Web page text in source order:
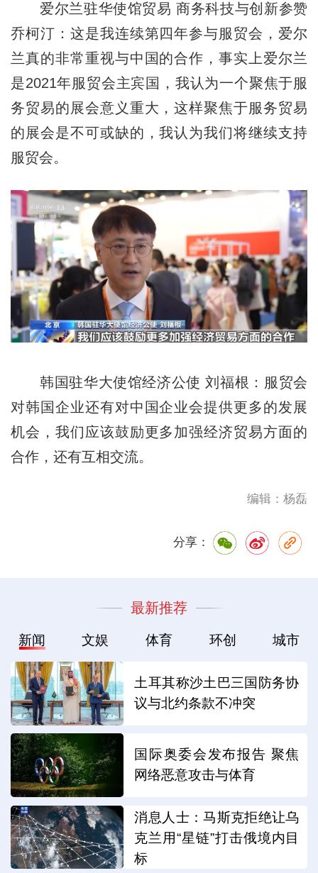
爱尔兰驻华使馆贸易 商务科技与创新参赞
乔柯汀：这是我连续第四年参与服贸会，爱尔
兰真的非常重视与中国的合作，事实上爱尔兰
是2021年服贸会主宾国，我认为一个聚焦于服
务贸易的展会意义重大，这样聚焦于服务贸易
的展会是不可或缺的，我认为我们将继续支持
服贸会。
韩国驻华大使馆经济公使 刘福根：服贸会
对韩国企业还有对中国企业会提供更多的发展
机会，我们应该鼓励更多加强经济贸易方面的
合作，还有互相交流。
编辑：杨磊
分享：
最新推荐
新闻 文娱 体育 环创 城市
土耳其称沙土巴三国防务协
议与北约条款不冲突
国际奥委会发布报告 聚焦
网络恶意攻击与体育
消息人士：马斯克拒绝让乌
克兰用“星链”打击俄境内目
标